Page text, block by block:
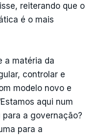
reiterando que o
é o mais
a matéria da
controlar e
modelo novo e
aqui num
a governação?
para a